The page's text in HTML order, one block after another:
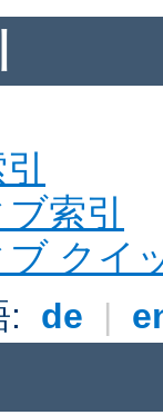
索引
クイ
: de |